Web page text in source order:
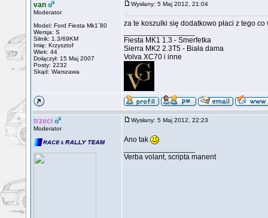
van
Moderator
Model: Ford Fiesta Mk1`80
Wersja: S
Silnik: 1.3/69KM
Imię: Krzysztof
Wiek: 44
Dołączył: 15 Maj 2007
Posty: 2232
Skąd: Warszawa
Wysłany: 5 Maj 2012, 21:04
za te koszulki się dodatkowo płaci z tego co
Fiesta MK1 1.3 - Smerfetka
Sierra MK2 2.3T5 - Biała dama
Volva XC70 i inne
trzeci
Moderator
Wysłany: 5 Maj 2012, 22:23
Ano tak
Verba volant, scripta manent